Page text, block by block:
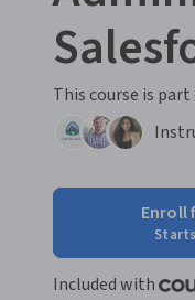
This course is
Enroll
Included with